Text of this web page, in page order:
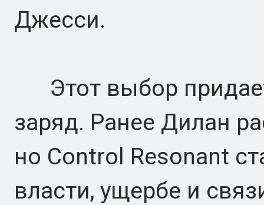
Джесси.
Этот выбор
заряд. Ранее Дилан
но Control Resonant
власти, ущербе и